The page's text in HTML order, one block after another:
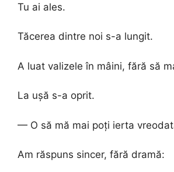
Tu ai ales.
Tăcerea dintre noi s-a lungit.
A luat valizele în mâini, fără să
La ușă s-a oprit.
— O să mă mai poți ierta
Am răspuns sincer, fără dramă: